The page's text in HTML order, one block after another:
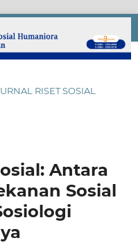
RISET SOSIAL
Antara
Sosial